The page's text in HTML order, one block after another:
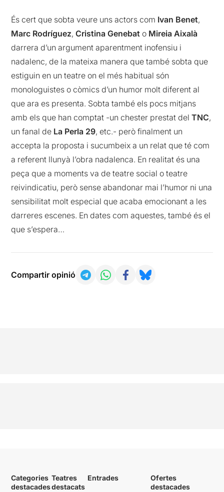
És cert que sobta veure uns actors com Ivan Benet,
Marc Rodríguez,Cristina Genebat o Mireia Aixalà
darrera d’un argument aparentment inofensiu i
nadalenc, de la mateixa manera que també sobta que
estiguin en un teatre on el més habitual són
monologuistes o còmics d’un humor molt diferent al
que ara es presenta. Sobta també els pocs mitjans
amb els que han comptat -un chester prestat delTNC,
un fanal de La Perla 29, etc.- però finalment un
accepta la proposta i sucumbeix a un relat que té com
a referent llunyà l’obra nadalenca. En realitat és una
peça que a moments va de teatre social o teatre
reivindicatiu, però sense abandonar mai l’humor ni una
sensibilitat molt especial que acaba emocionant a les
darreres escenes. En dates com aquestes, també és el
que s’espera…
Compartir opinió
Categories
destacades
Teatres
destacats
Entrades
Ofertes
destacades